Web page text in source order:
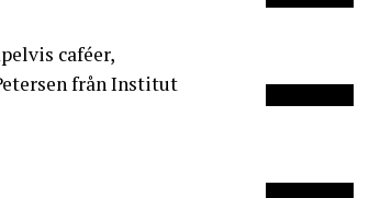
caféer,
från Institut